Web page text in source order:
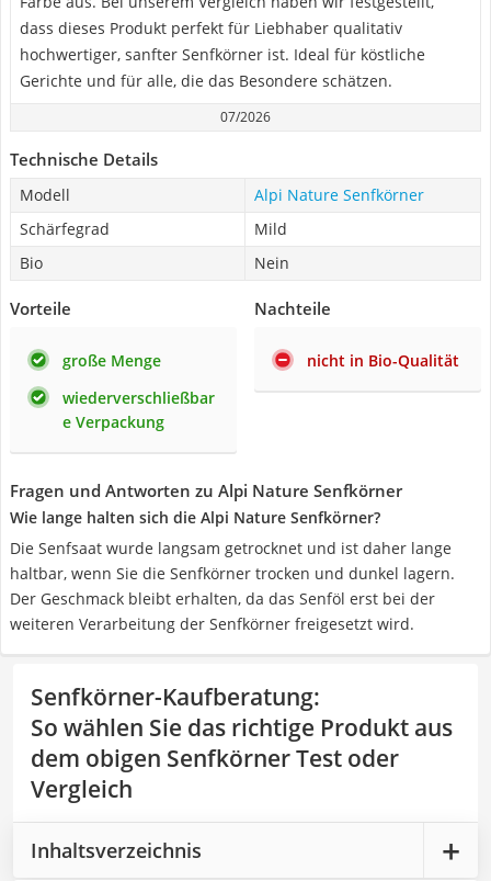
dass dieses Produkt perfekt für Liebhaber qualitativ
hochwertiger, sanfter Senfkörner ist. Ideal für köstliche
Gerichte und für alle, die das Besondere schätzen.
07/2026
Technische Details
Modell
Alpi Nature Senfkörner
Schärfegrad
Mild
Bio
Nein
Vorteile
große Menge
wiederverschließbar
e Verpackung
Nachteile
nicht in Bio-Qualität
Fragen und Antworten zu Alpi Nature Senfkörner
Wie lange halten sich die Alpi Nature Senfkörner?
Die Senfsaat wurde langsam getrocknet und ist daher lange
haltbar, wenn Sie die Senfkörner trocken und dunkel lagern.
Der Geschmack bleibt erhalten, da das Senföl erst bei der
weiteren Verarbeitung der Senfkörner freigesetzt wird.
Senfkörner-Kaufberatung:
So wählen Sie das richtige Produkt aus
dem obigen Senfkörner Test oder
Vergleich
Inhaltsverzeichnis